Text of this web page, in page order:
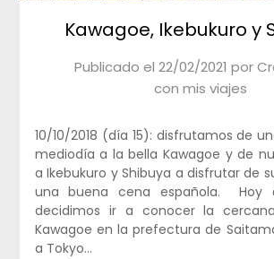
Kawagoe, Ikebukuro y
Publicado el 22/02/2021 por
con mis viajes
10/10/2018 (día 15): disfrutamos de
mediodía a la bella Kawagoe y de
a Ikebukuro y Shibuya a disfrutar de
una buena cena española. Hoy
decidimos ir a conocer la
Kawagoe en la prefectura de
a Tokyo…